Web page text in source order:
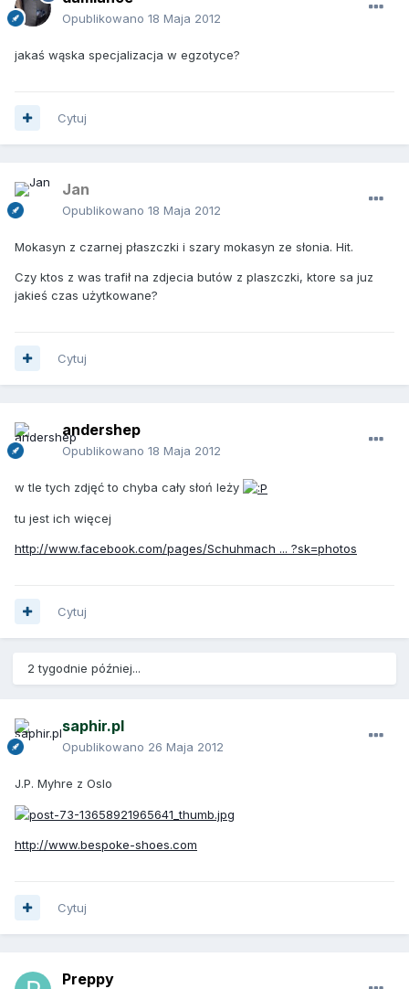
Opublikowano 18 Maja 2012
jakaś wąska specjalizacja w egzotyce?
Cytuj
Jan
Opublikowano 18 Maja 2012
Mokasyn z czarnej płaszczki i szary mokasyn ze słonia. Hit.
Czy ktos z was trafił na zdjecia butów z plaszczki, ktore sa juz
jakieś czas użytkowane?
Cytuj
andershep
Opublikowano 18 Maja 2012
w tle tych zdjęć to chyba cały słoń leży
tu jest ich więcej
http://www.facebook.com/pages/Schuhmach ... ?sk=photos
Cytuj
2 tygodnie później...
saphir.pl
Opublikowano 26 Maja 2012
J.P. Myhre z Oslo
http://www.bespoke-shoes.com
Cytuj
Preppy